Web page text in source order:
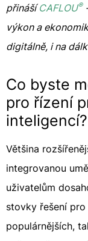
přinášíCAFLOU®-
výkon a
digitálně, i na
Co byste
pro řízení
inteligencí?
Většina
integrovanou
uživatelům
stovky řešení
populárnějších,